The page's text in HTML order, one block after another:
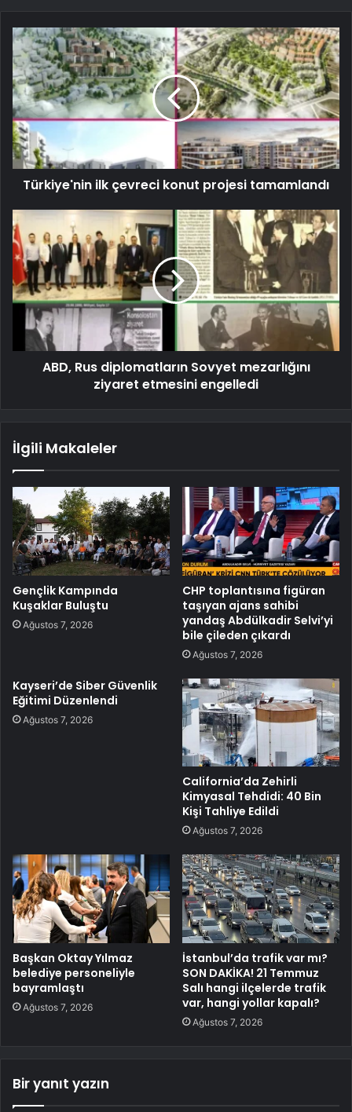
Türkiye'nin ilk çevreci konut projesi tamamlandı
ABD, Rus diplomatların Sovyet mezarlığını
ziyaret etmesini engelledi
İlgili Makaleler
Gençlik Kampında
Kuşaklar Buluştu
Ağustos 7, 2026
CHP toplantısına figüran
taşıyan ajans sahibi
yandaş Abdülkadir Selvi’yi
bile çileden çıkardı
Ağustos 7, 2026
Kayseri’de Siber Güvenlik
Eğitimi Düzenlendi
Ağustos 7, 2026
California’da Zehirli
Kimyasal Tehdidi: 40 Bin
Kişi Tahliye Edildi
Ağustos 7, 2026
Başkan Oktay Yılmaz
belediye personeliyle
bayramlaştı
Ağustos 7, 2026
İstanbul’da trafik var mı?
SON DAKİKA! 21 Temmuz
Salı hangi ilçelerde trafik
var, hangi yollar kapalı?
Ağustos 7, 2026
Bir yanıt yazın